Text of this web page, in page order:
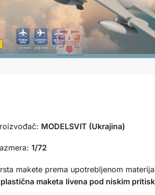
MODELSVIT (Ukrajina)
1/72
makete prema upotrebljenom
maketa livena pod niskim